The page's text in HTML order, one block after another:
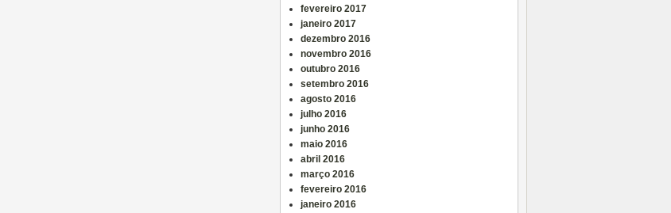
fevereiro 2017
janeiro 2017
dezembro 2016
novembro 2016
outubro 2016
setembro 2016
agosto 2016
julho 2016
junho 2016
maio 2016
abril 2016
março 2016
fevereiro 2016
janeiro 2016